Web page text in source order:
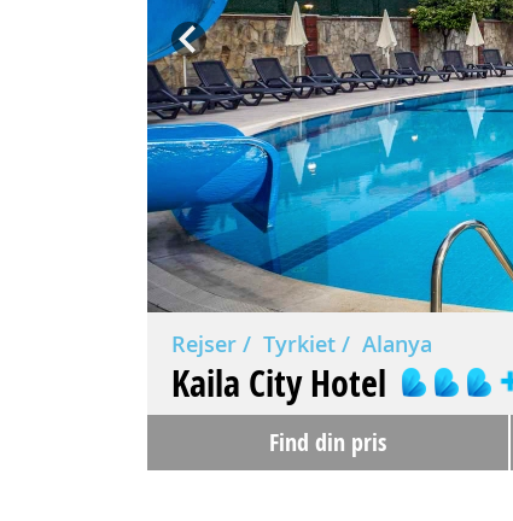
Prev
Rejser Tyrkiet Alanya
Kaila City Hotel
Find din pris